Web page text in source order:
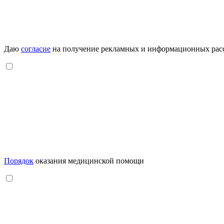
Даю согласие на получение рекламных и информационных
Порядок оказания медицинской помощи